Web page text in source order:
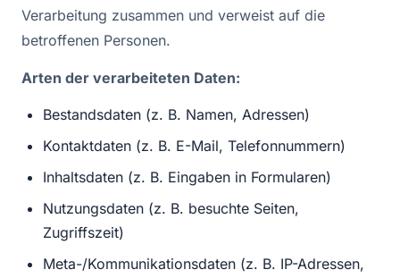
Verarbeitung zusammen und verweist auf die
betroffenen Personen.
Arten der verarbeiteten Daten:
Bestandsdaten (z. B. Namen, Adressen)
Kontaktdaten (z. B. E-Mail, Telefonnummern)
Inhaltsdaten (z. B. Eingaben in Formularen)
Nutzungsdaten (z. B. besuchte Seiten,
Zugriffszeit)
Meta-/Kommunikationsdaten (z. B. IP-Adressen,